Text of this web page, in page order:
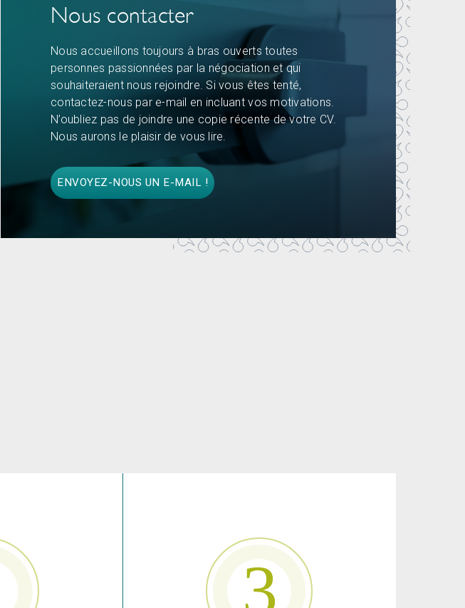
Nous contacter
Nous accueillons toujours à bras ouverts toutes
personnes passionnées par la négociation et qui
souhaiteraient nous rejoindre. Si vous êtes tenté,
contactez-nous par e-mail en incluant vos motivations.
N’oubliez pas de joindre une copie récente de votre CV.
Nous aurons le plaisir de vous lire.
ENVOYEZ-NOUS UN E-MAIL !